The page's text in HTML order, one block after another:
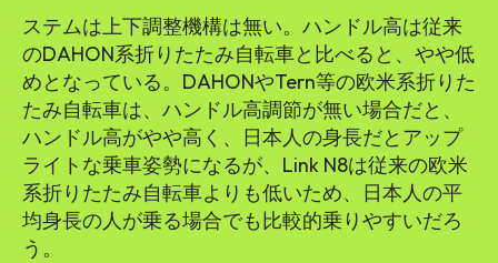
ステムは上下調整機構は無い。ハンドル高は従来
のDAHON系折りたたみ自転車と比べると、やや低
めとなっている。DAHONやTern等の欧米系折りた
たみ自転車は、ハンドル高調節が無い場合だと、
ハンドル高がやや高く、日本人の身長だとアップ
ライトな乗車姿勢になるが、Link N8は従来の欧米
系折りたたみ自転車よりも低いため、日本人の平
均身長の人が乗る場合でも比較的乗りやすいだろ
う。